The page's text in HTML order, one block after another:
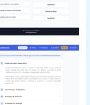
Desenvolvimento
Cidadania e
Desenvolvimento